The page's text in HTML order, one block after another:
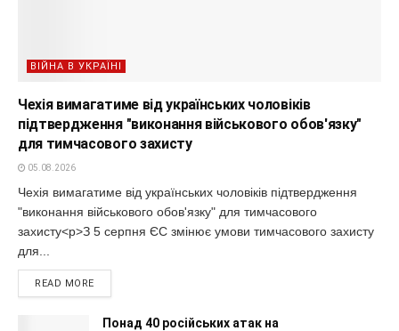
ВІЙНА В УКРАЇНІ
Чехія вимагатиме від українських чоловіків
підтвердження "виконання військового обов'язку"
для тимчасового захисту
05.08.2026
Чехія вимагатиме від українських чоловіків підтвердження
"виконання військового обов'язку" для тимчасового
захисту<p>З 5 серпня ЄС змінює умови тимчасового захисту
для...
READ MORE
Понад 40 російських атак на